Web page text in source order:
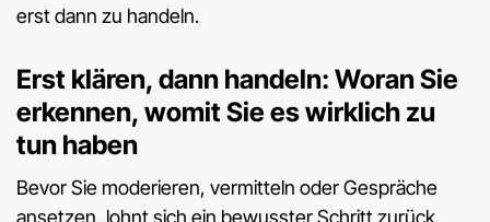
erst dann zu handeln.
Erst klären, dann handeln: Woran Sie
erkennen, womit Sie es wirklich zu
tun haben
Bevor Sie moderieren, vermitteln oder Gespräche